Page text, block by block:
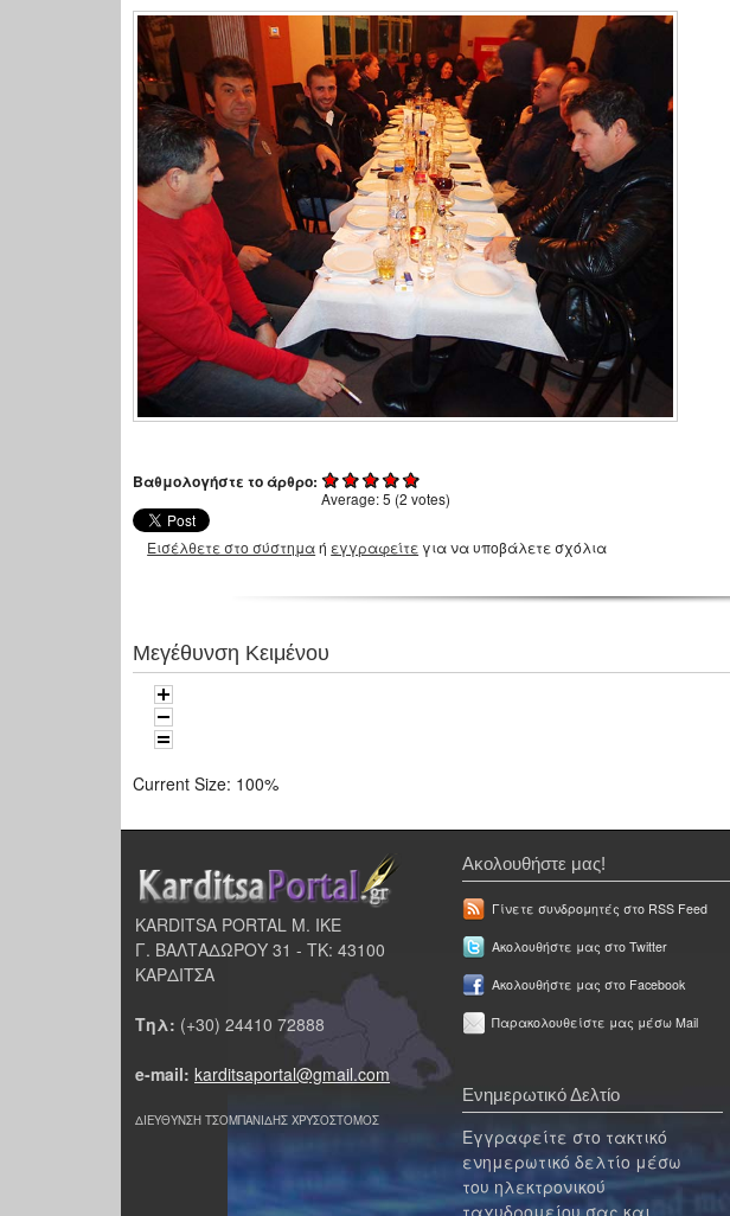
Βαθμολογήστε το άρθρο:
Average:5 (2 votes)
Εισέλθετε στο σύστημαή εγγραφείτε για να υποβάλετε σχόλια
Μεγέθυνση Κειμένου
Current Size: 100%
KARDITSA PORTAL Μ. ΙΚΕ
Γ. ΒΑΛΤΑΔΩΡΟΥ 31 - ΤΚ: 43100
ΚΑΡΔΙΤΣΑ
Τηλ: (+30) 24410 72888
e-mail: karditsaportal@gmail.com
ΔΙΕΥΘΥΝΣΗ ΤΣΟΜΠΑΝΙΔΗΣ ΧΡΥΣΟΣΤΟΜΟΣ
Ακολουθήστε μας!
Γίνετε συνδρομητές στο RSS Feed
Ακολουθήστε μας στο Twitter
Ακολουθήστε μας στο Facebook
Παρακολουθείστε μας μέσω Mail
Ενημερωτικό Δελτίο
Εγγραφείτε στο τακτικό
ενημερωτικό δελτίο μέσω
του ηλεκτρονικού
ταχυδρομείου σας και